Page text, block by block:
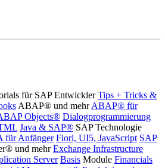
für SAP Entwickler Tips + Tricks &
ABAP® und mehr ABAP® für
Objects® Dialogprogrammierung
Java & SAP® SAP Technologie
für Anfänger Fiori, UI5, JavaScript SAP
und mehr Exchange Infrastructure
Server Basis Module Financials